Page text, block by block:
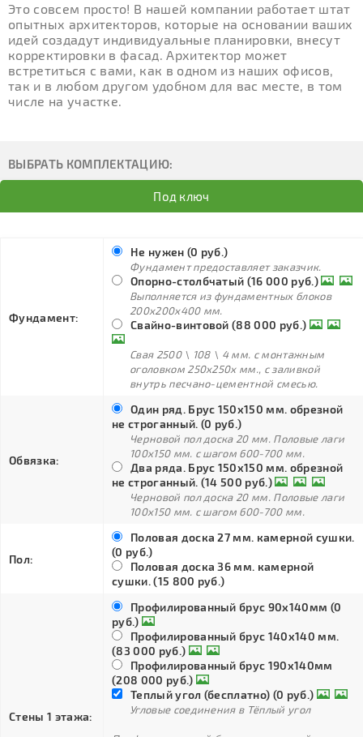
Это совсем просто! В нашей компании работает штат
опытных архитекторов, которые на основании ваших
идей создадут индивидуальные планировки, внесут
корректировки в фасад. Архитектор может
встретиться с вами, как в одном из наших офисов,
так и в любом другом удобном для вас месте, в том
числе на участке.
ВЫБРАТЬ КОМПЛЕКТАЦИЮ:
Под ключ
Фундамент:
Не нужен (0 руб.)
Фундамент предоставляет заказчик.
Опорно-столбчатый (16 000 руб.)
Выполняется из фундаментных блоков
200х200х400 мм.
Свайно-винтовой (88 000 руб.)
Свая 2500 \ 108 \ 4 мм. с монтажным
оголовком 250х250х мм., с заливкой
внутрь песчано-цементной смесью.
Обвязка:
Один ряд. Брус 150х150 мм. обрезной
не строганный. (0 руб.)
Черновой пол доска 20 мм. Половые лаги
100х150 мм. с шагом 600-700 мм.
Два ряда. Брус 150х150 мм. обрезной
не строганный. (14 500 руб.)
Черновой пол доска 20 мм. Половые лаги
100х150 мм. с шагом 600-700 мм.
Пол:
Половая доска 27 мм. камерной сушки.
(0 руб.)
Половая доска 36 мм. камерной
сушки. (15 800 руб.)
Стены 1 этажа:
Профилированный брус 90х140мм (0
руб.)
Профилированный брус 140х140 мм.
(83 000 руб.)
Профилированный брус 190х140мм
(208 000 руб.)
Теплый угол (бесплатно) (0 руб.)
Угловые соединения в Тёплый угол